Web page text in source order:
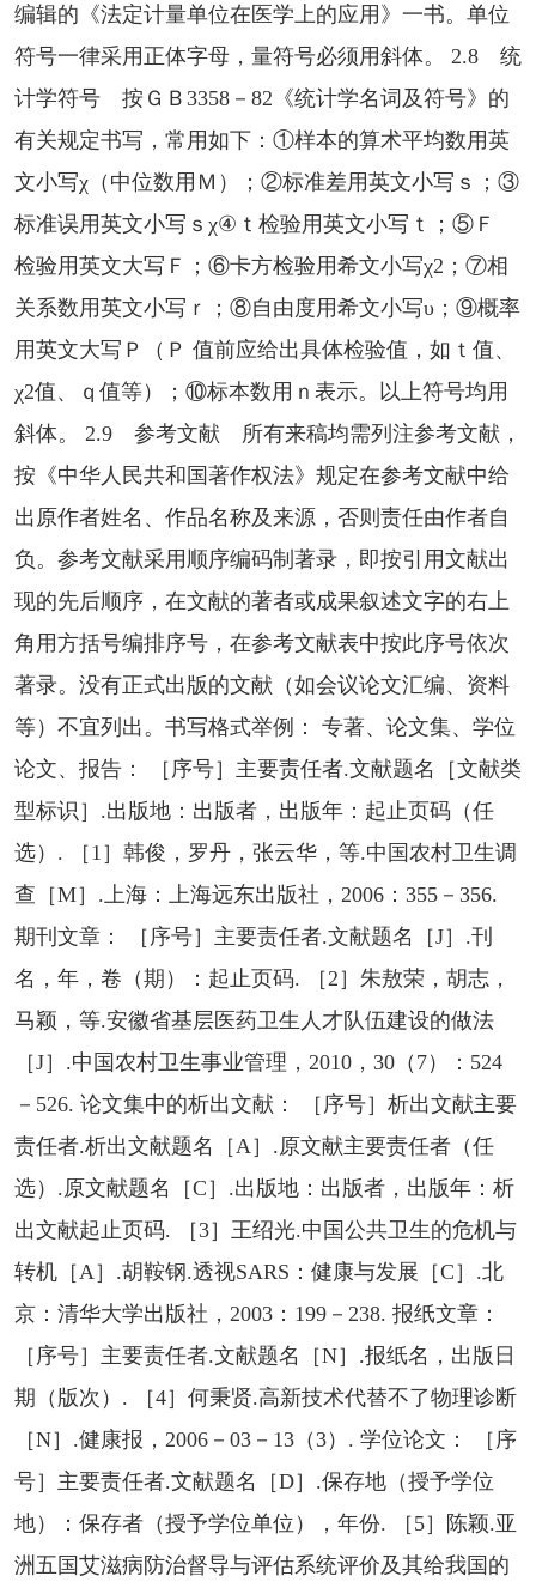
编辑的《法定计量单位在医学上的应用》一书。单位
符号一律采用正体字母，量符号必须用斜体。 2.8 统
计学符号 按ＧＢ3358－82《统计学名词及符号》的
有关规定书写，常用如下：①样本的算术平均数用英
文小写χ（中位数用Ｍ）；②标准差用英文小写ｓ；③
标准误用英文小写ｓχ④ｔ检验用英文小写ｔ；⑤Ｆ
检验用英文大写Ｆ；⑥卡方检验用希文小写χ2；⑦相
关系数用英文小写ｒ；⑧自由度用希文小写υ；⑨概率
用英文大写Ｐ（Ｐ 值前应给出具体检验值，如ｔ值、
χ2值、ｑ值等）；⑩标本数用ｎ表示。以上符号均用
斜体。 2.9 参考文献 所有来稿均需列注参考文献，
按《中华人民共和国著作权法》规定在参考文献中给
出原作者姓名、作品名称及来源，否则责任由作者自
负。参考文献采用顺序编码制著录，即按引用文献出
现的先后顺序，在文献的著者或成果叙述文字的右上
角用方括号编排序号，在参考文献表中按此序号依次
著录。没有正式出版的文献（如会议论文汇编、资料
等）不宜列出。书写格式举例： 专著、论文集、学位
论文、报告： ［序号］主要责任者.文献题名［文献类
型标识］.出版地：出版者，出版年：起止页码（任
选）. ［1］韩俊，罗丹，张云华，等.中国农村卫生调
查［M］.上海：上海远东出版社，2006：355－356.
期刊文章： ［序号］主要责任者.文献题名［J］.刊
名，年，卷（期）：起止页码. ［2］朱敖荣，胡志，
马颖，等.安徽省基层医药卫生人才队伍建设的做法
［J］.中国农村卫生事业管理，2010，30（7）：524
－526. 论文集中的析出文献： ［序号］析出文献主要
责任者.析出文献题名［A］.原文献主要责任者（任
选）.原文献题名［C］.出版地：出版者，出版年：析
出文献起止页码. ［3］王绍光.中国公共卫生的危机与
转机［A］.胡鞍钢.透视SARS：健康与发展［C］.北
京：清华大学出版社，2003：199－238. 报纸文章：
［序号］主要责任者.文献题名［N］.报纸名，出版日
期（版次）. ［4］何秉贤.高新技术代替不了物理诊断
［N］.健康报，2006－03－13（3）. 学位论文： ［序
号］主要责任者.文献题名［D］.保存地（授予学位
地）：保存者（授予学位单位），年份. ［5］陈颖.亚
洲五国艾滋病防治督导与评估系统评价及其给我国的